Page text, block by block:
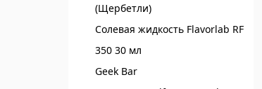
(Щербетли)
Солевая жидкость Flavorlab RF
350 30 мл
Geek Bar